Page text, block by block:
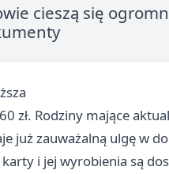
cieszą się
Rodziny mające
już zauważalną ulgę w
i jej wyrobienia są